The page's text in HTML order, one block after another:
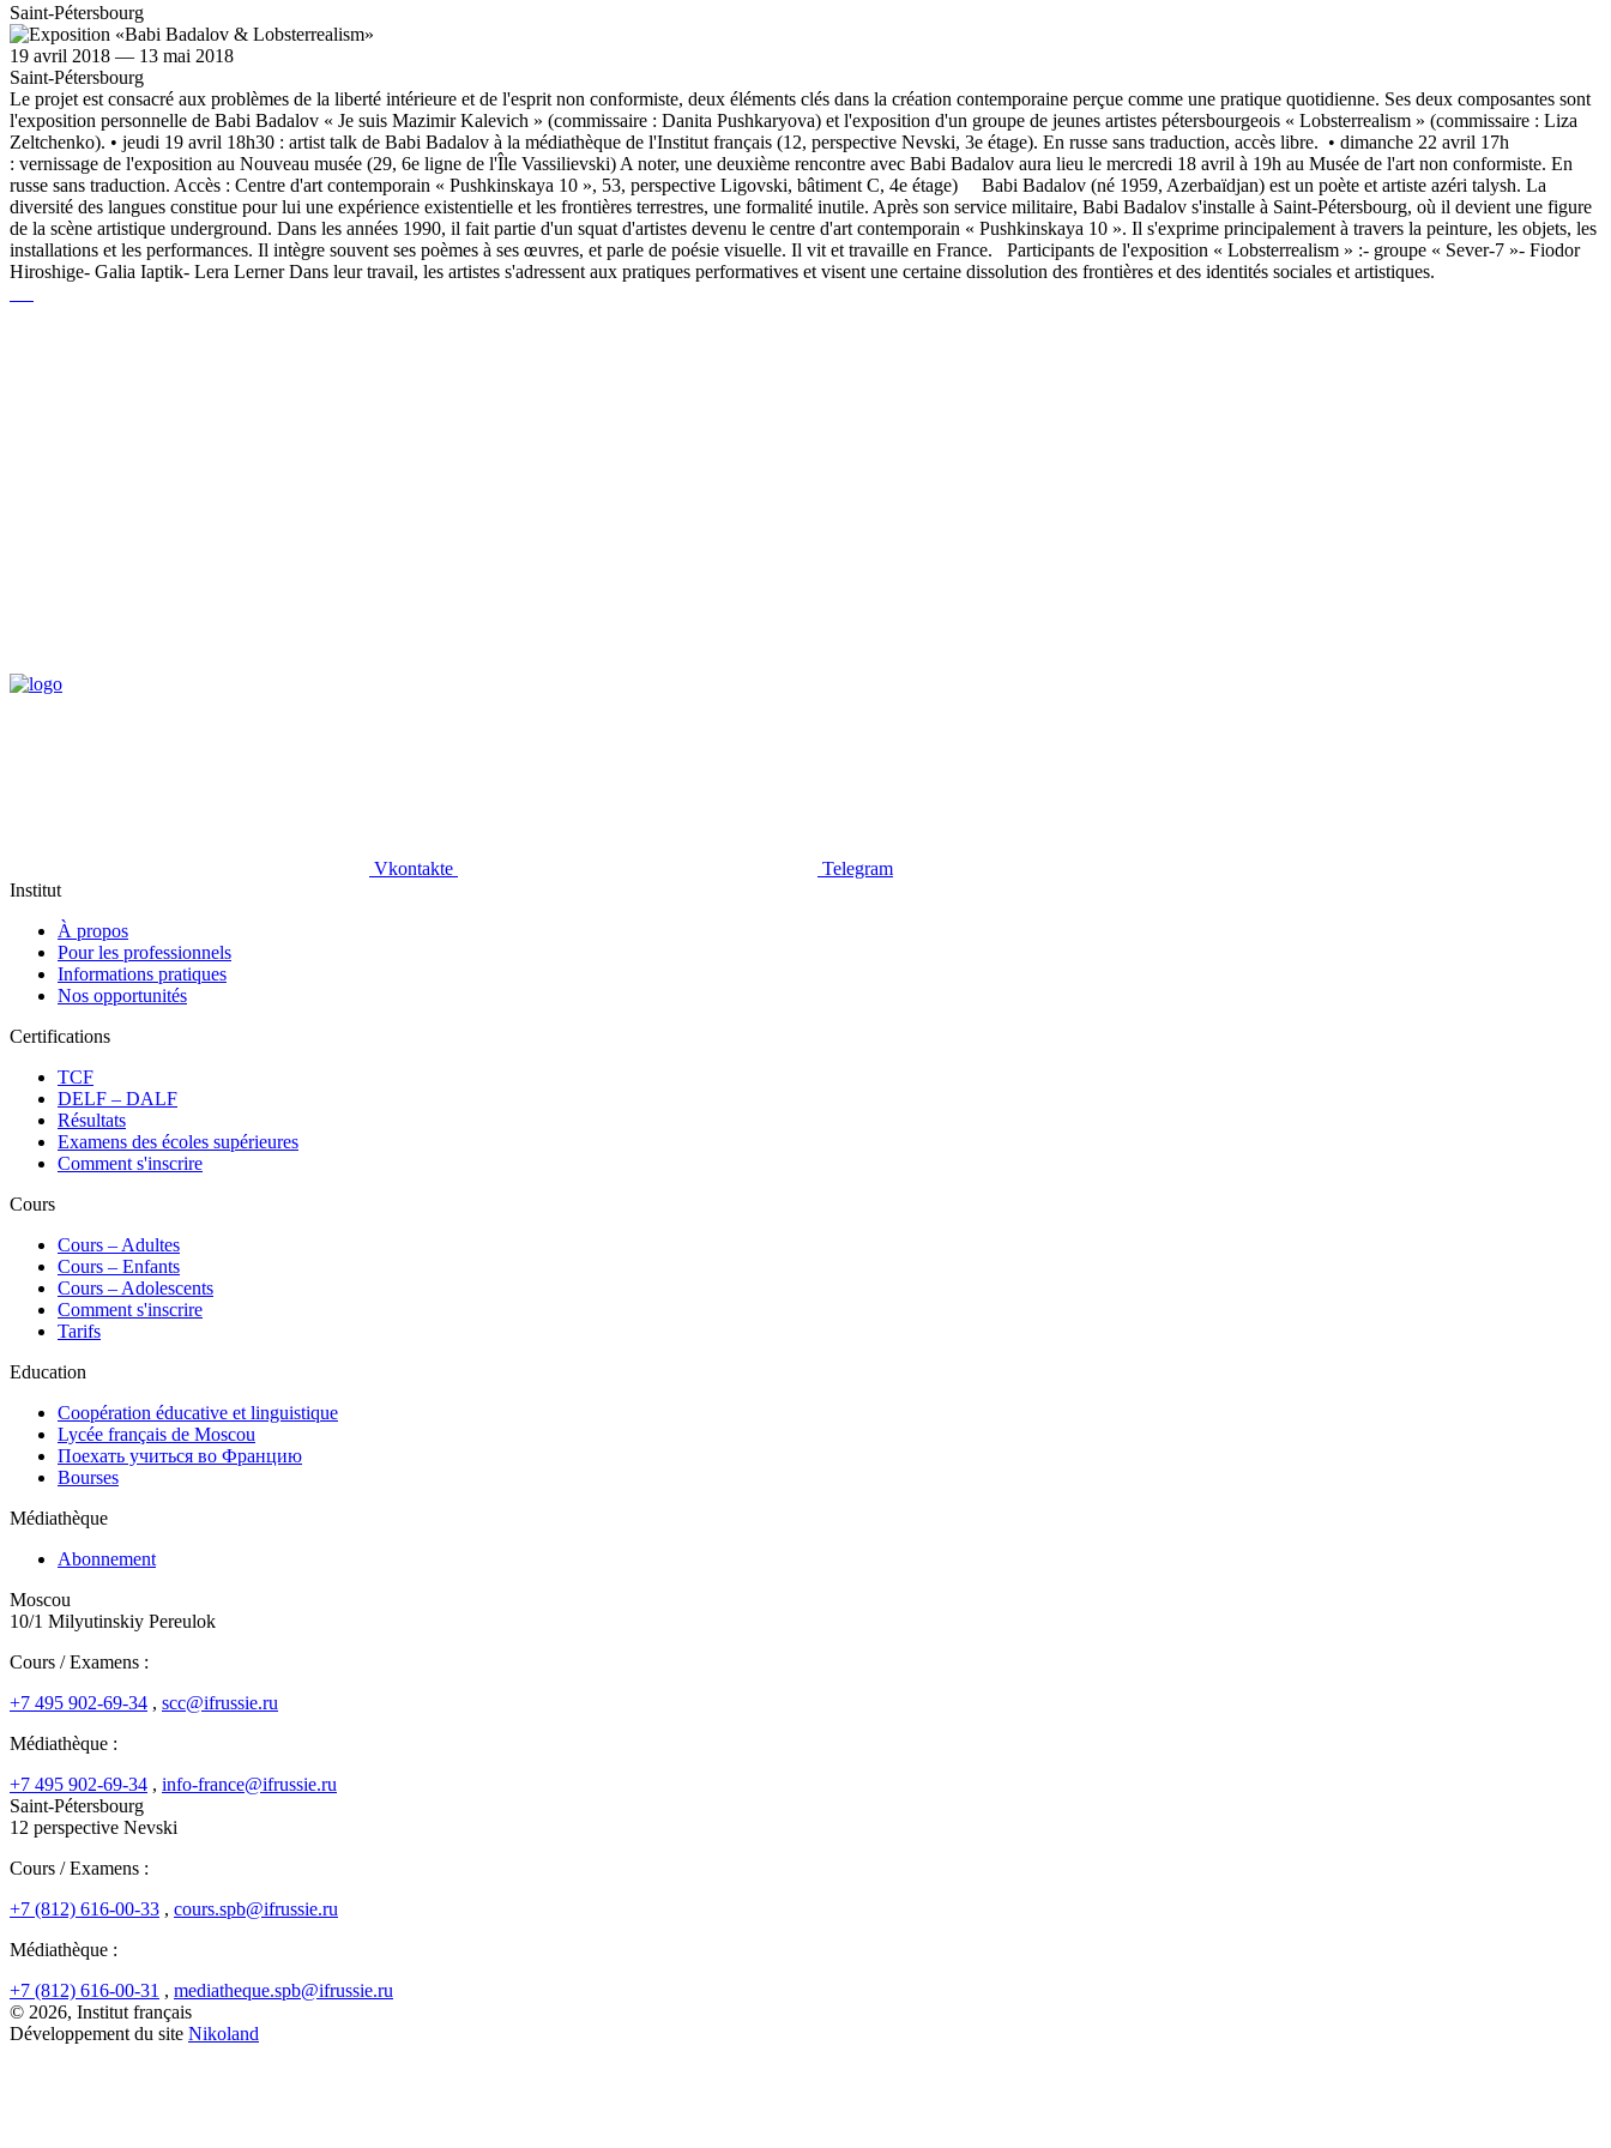
Saint-Pétersbourg
19 avril 2018 — 13 mai 2018
Saint-Pétersbourg
Le projet est consacré aux problèmes de la liberté intérieure et de l'esprit non conformiste, deux éléments clés dans la création contemporaine perçue comme une pratique quotidienne. Ses deux composantes sont
l'exposition personnelle de Babi Badalov « Je suis Mazimir Kalevich » (commissaire : Danita Pushkaryova) et l'exposition d'un groupe de jeunes artistes pétersbourgeois « Lobsterrealism » (commissaire : Liza
Zeltchenko). • jeudi 19 avril 18h30 : artist talk de Babi Badalov à la médiathèque de l'Institut français (12, perspective Nevski, 3e étage). En russe sans traduction, accès libre. • dimanche 22 avril 17h
: vernissage de l'exposition au Nouveau musée (29, 6e ligne de l'Île Vassilievski) A noter, une deuxième rencontre avec Babi Badalov aura lieu le mercredi 18 avril à 19h au Musée de l'art non conformiste. En
russe sans traduction. Accès : Centre d'art contemporain « Pushkinskaya 10 », 53, perspective Ligovski, bâtiment C, 4e étage) Babi Badalov (né 1959, Azerbaïdjan) est un poète et artiste azéri talysh. La
diversité des langues constitue pour lui une expérience existentielle et les frontières terrestres, une formalité inutile. Après son service militaire, Babi Badalov s'installe à Saint-Pétersbourg, où il devient une figure
de la scène artistique underground. Dans les années 1990, il fait partie d'un squat d'artistes devenu le centre d'art contemporain « Pushkinskaya 10 ». Il s'exprime principalement à travers la peinture, les objets, les
installations et les performances. Il intègre souvent ses poèmes à ses œuvres, et parle de poésie visuelle. Il vit et travaille en France. Participants de l'exposition « Lobsterrealism » :- groupe « Sever-7 »- Fiodor
Hiroshige- Galia Iaptik- Lera Lerner Dans leur travail, les artistes s'adressent aux pratiques performatives et visent une certaine dissolution des frontières et des identités sociales et artistiques.
Vkontakte
Telegram
Institut
À propos
Pour les professionnels
Informations pratiques
Nos opportunités
Certifications
TCF
DELF – DALF
Résultats
Examens des écoles supérieures
Comment s'inscrire
Cours
Сours – Adultes
Cours – Enfants
Cours – Adolescents
Comment s'inscrire
Tarifs
Education
Coopération éducative et linguistique
Lycée français de Moscou
Поехать учиться во Францию
Bourses
Médiathèque
Abonnement
Moscou
10/1 Milyutinskiy Pereulok
Cours / Examens :
+7 495 902-69-34 , scc@ifrussie.ru
Médiathèque :
+7 495 902-69-34 , info-france@ifrussie.ru
Saint-Pétersbourg
12 perspective Nevski
Cours / Examens :
+7 (812) 616-00-33 , cours.spb@ifrussie.ru
Médiathèque :
+7 (812) 616-00-31 , mediatheque.spb@ifrussie.ru
© 2026, Institut français
Développement du site Nikoland